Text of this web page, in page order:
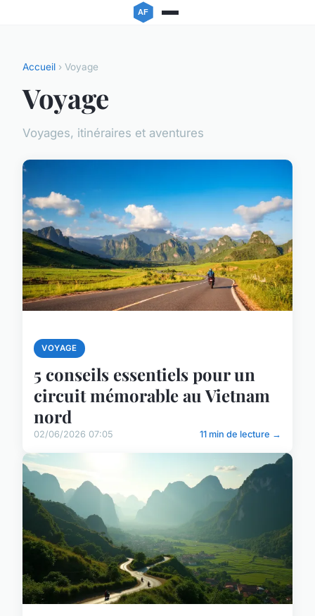
Accueil › Voyage
Voyage
Voyages, itinéraires et aventures
VOYAGE
5 conseils essentiels pour un
circuit mémorable au Vietnam
nord
02/06/2026 07:05 11 min de lecture →